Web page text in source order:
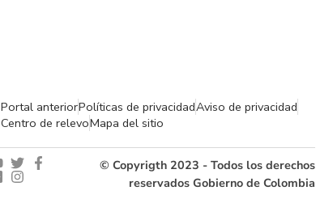
Portal anteriorPolíticas de privacidadAviso de privacidad
Centro de relevoMapa del sitio
© Copyrigth 2023 - Todos los derechos
reservados Gobierno de Colombia